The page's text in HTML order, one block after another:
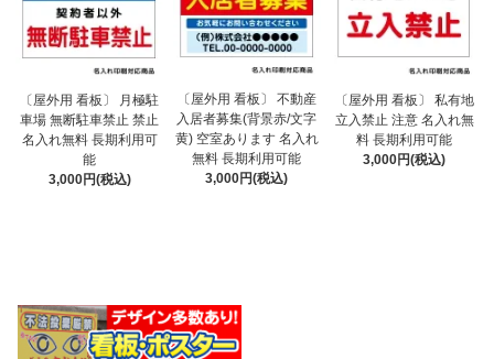
〔屋外用 看板〕 月極駐
車場 無断駐車禁止 禁止
名入れ無料 長期利用可
能
3,000円(税込)
〔屋外用 看板〕 不動産
入居者募集(背景赤/文字
黄) 空室あります 名入れ
無料 長期利用可能
3,000円(税込)
〔屋外用 看板〕 私有地
立入禁止 注意 名入れ無
料 長期利用可能
3,000円(税込)